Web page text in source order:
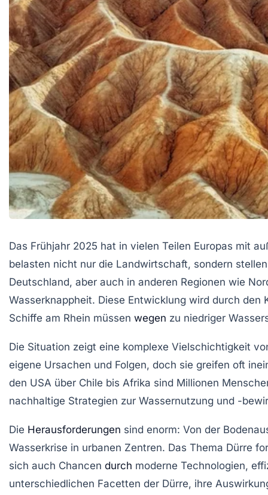
Das Frühjahr 2025 hat in vielen Teilen Europas mit
belasten nicht nur die Landwirtschaft, sondern
Deutschland, aber auch in anderen Regionen wie
Wasserknappheit. Diese Entwicklung wird durch
Schiffe am Rhein müssen wegen zu niedriger
Die Situation zeigt eine komplexe Vielschichtigkeit
eigene Ursachen und Folgen, doch sie greifen oft
den USA über Chile bis Afrika sind Millionen
nachhaltige Strategien zur Wassernutzung und -
Die Herausforderungen sind enorm: Von der
Wasserkrise in urbanen Zentren. Das Thema Dürre
sich auch Chancen durch moderne Technologien,
unterschiedlichen Facetten der Dürre, ihre